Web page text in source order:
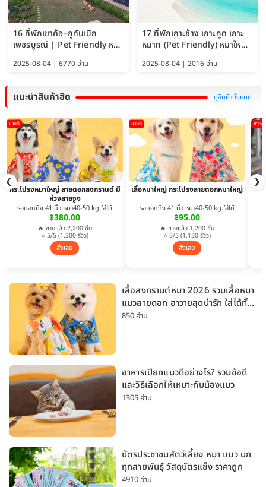
16 ที่พักเขาค้อ–ภูทับเบิก
เพชรบูรณ์ | Pet Friendly หมา
2025-08-04 | 6770 อ่าน
17 ที่พักเกาะช้าง เกาะกูด เกาะ
หมาก (Pet Friendly) หมาใหญ่
2025-08-04 | 2016 อ่าน
แนะนำสินค้าฮิต ดูสินค้าทั้งหมด
❮ ❯
ขายดี
กระโปรงหมาใหญ่ ลายดอกสงกรานต์ มี
ห่วงสายจูง
รอบอกถึง 41 นิ้ว หมา40-50 kg.ใส่ได้
฿380.00
🔥 ขายแล้ว 2,200 ชิ้น
⭐ 5/5 (1,300 รีวิว)
สั่งเลย
ขายดี
เสื้อหมาใหญ่ กระโปรงลายดอกหมาใหญ่
รอบอกถึง 41 นิ้ว หมา40-50 kg.ใส่ได้
฿95.00
🔥 ขายแล้ว 1,200 ชิ้น
⭐ 5/5 (1,150 รีวิว)
สั่งเลย
ขายดี
เสื้อสงกรานต์หมา 2026 รวมเสื้อหมา
แมวลายดอก ฮาวายสุดน่ารัก ใส่ได้ทั้ง
หมาเล็กและหมาใหญ่
850 อ่าน
อาหารเปียกแมวดีอย่างไร? รวมข้อดี
และวิธีเลือกให้เหมาะกับน้องแมว
1305 อ่าน
บัตรประชาชนสัตว์เลี้ยง หมา แมว นก
ทุกสายพันธุ์ วัสดุบัตรแข็ง ราคาถูก
4910 อ่าน